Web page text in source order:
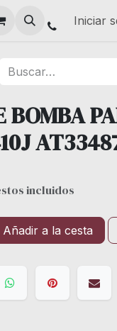
Iniciar
BOMBA
incluidos
Añadir a la cesta